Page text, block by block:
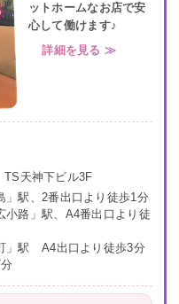
ットホームなお店で安
心して働けます♪
詳細を見る ≫
天神下ビル3F
」駅、2番出口より徒歩1分
小路」駅、A4番出口より徒
」駅 A4出口より徒歩3分